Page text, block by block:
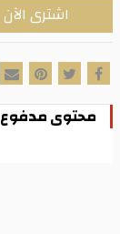
اشترى الآن
محتوى مدفوع